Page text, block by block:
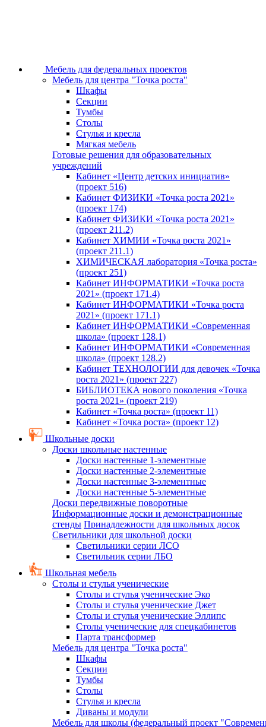
Мебель для федеральных проектов
Мебель для центра "Точка роста"
Шкафы
Секции
Тумбы
Столы
Стулья и кресла
Мягкая мебель
Готовые решения для образовательных
учреждений
Кабинет «Центр детских инициатив»
(проект 516)
Кабинет ФИЗИКИ «Точка роста 2021»
(проект 174)
Кабинет ФИЗИКИ «Точка роста 2021»
(проект 211.2)
Кабинет ХИМИИ «Точка роста 2021»
(проект 211.1)
ХИМИЧЕСКАЯ лаборатория «Точка роста»
(проект 251)
Кабинет ИНФОРМАТИКИ «Точка роста
2021» (проект 171.4)
Кабинет ИНФОРМАТИКИ «Точка роста
2021» (проект 171.1)
Кабинет ИНФОРМАТИКИ «Современная
школа» (проект 128.1)
Кабинет ИНФОРМАТИКИ «Современная
школа» (проект 128.2)
Кабинет ТЕХНОЛОГИИ для девочек «Точка
роста 2021» (проект 227)
БИБЛИОТЕКА нового поколения «Точка
роста 2021» (проект 219)
Кабинет «Точка роста» (проект 11)
Кабинет «Точка роста» (проект 12)
Школьные доски
Доски школьные настенные
Доски настенные 1-элементные
Доски настенные 2-элементные
Доски настенные 3-элементные
Доски настенные 5-элементные
Доски передвижные поворотные
Информационные доски и демонстрационные
стенды Принадлежности для школьных досок
Светильники для школьной доски
Светильники серии ЛСО
Светильник серии ЛБО
Школьная мебель
Столы и стулья ученические
Столы и стулья ученические Эко
Столы и стулья ученические Джет
Столы и стулья ученические Эллипс
Столы ученические для спецкабинетов
Парта трансформер
Мебель для центра "Точка роста"
Шкафы
Секции
Тумбы
Столы
Стулья и кресла
Диваны и модули
Мебель для школы (федеральный проект